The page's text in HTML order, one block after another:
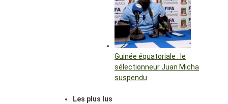
Guinée équatoriale : le
sélectionneur Juan Micha
suspendu
Les plus lus